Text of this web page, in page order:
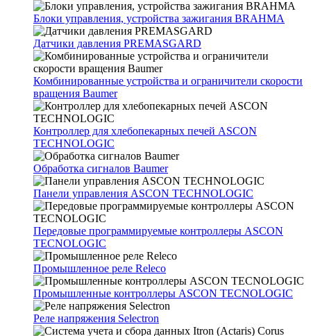
Блоки управления, устройства зажигания BRAHMA
Датчики давления PREMASGARD
Комбинированные устройства и ограничители скорости
вращения Baumer
Контроллер для хлебопекарных печей ASCON
TECHNOLOGIC
Обработка сигналов Baumer
Панели управления ASCON TECHNOLOGIC
Передовые программируемые контроллеры ASCON
TECNOLOGIC
Промышленное реле Releco
Промышленные контроллеры ASCON TECNOLOGIC
Реле напряжения Selectron